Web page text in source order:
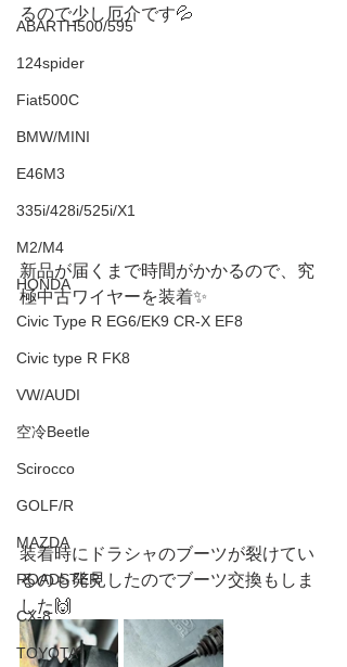
ABARTH500/595
124spider
Fiat500C
BMW/MINI
E46M3
335i/428i/525i/X1
M2/M4
HONDA
Civic Type R EG6/EK9 CR-X EF8
Civic type R FK8
VW/AUDI
空冷Beetle
Scirocco
GOLF/R
MAZDA
ROADSTER
CX-8
TOYOTA
るので少し厄介です💦
新品が届くまで時間がかかるので、究
極中古ワイヤーを装着✨
装着時にドラシャのブーツが裂けてい
るのも発見したのでブーツ交換もしま
した🙌